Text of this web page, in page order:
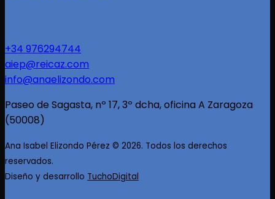
+34 976294744
aiep@reicaz.com
info@anaelizondo.com
Paseo de Sagasta, nº 17, 3º dcha, oficina A Zaragoza
(50008)
Ana Isabel Elizondo Pérez © 2026. Todos los derechos
reservados.
Diseño y desarrollo TuchoDigital